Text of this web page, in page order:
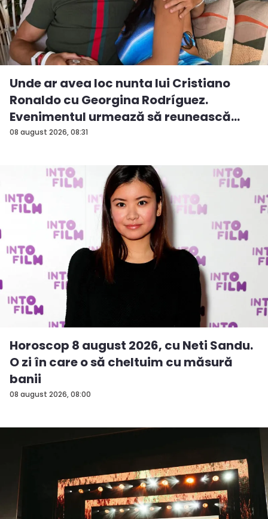
08 august 2026, 08:31
Unde ar avea loc nunta lui Cristiano
Ronaldo cu Georgina Rodríguez.
Evenimentul urmează să reunească
ved...
08 august 2026, 08:00
Horoscop 8 august 2026, cu Neti Sandu.
O zi în care o să cheltuim cu măsură
banii